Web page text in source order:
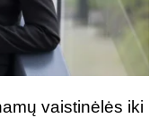
vaistinėlės iki